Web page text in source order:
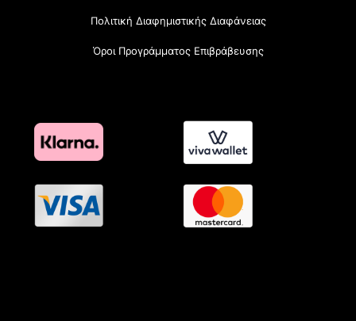
Πολιτική Διαφημιστικής Διαφάνειας
Όροι Προγράμματος Επιβράβευσης